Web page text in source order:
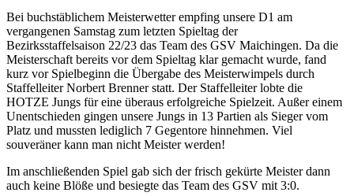
Bei buchstäblichem Meisterwetter empfing unsere D1 am
vergangenen Samstag zum letzten Spieltag der
Bezirksstaffelsaison 22/23 das Team des GSV Maichingen. Da die
Meisterschaft bereits vor dem Spieltag klar gemacht wurde, fand
kurz vor Spielbeginn die Übergabe des Meisterwimpels durch
Staffelleiter Norbert Brenner statt. Der Staffelleiter lobte die
HOTZE Jungs für eine überaus erfolgreiche Spielzeit. Außer einem
Unentschieden gingen unsere Jungs in 13 Partien als Sieger vom
Platz und mussten lediglich 7 Gegentore hinnehmen. Viel
souveräner kann man nicht Meister werden!
Im anschließenden Spiel gab sich der frisch gekürte Meister dann
auch keine Blöße und besiegte das Team des GSV mit 3:0.